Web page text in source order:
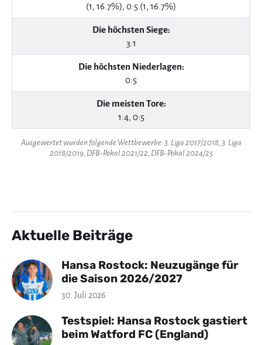
(1, 16.7%), 0:5 (1, 16.7%)
Die höchsten Siege:
3:1
Die höchsten Niederlagen:
0:5
Die meisten Tore:
1:4, 0:5
Ausgewertet wurden folgende Wettbewerbe: 3. Liga 2017/2018, 3. Liga
2018/2019, DFB-Pokal 2021/22, DFB-Pokal 2024/25
Aktuelle Beiträge
Hansa Rostock: Neuzugänge für
die Saison 2026/2027
30. Juli 2026
Testspiel: Hansa Rostock gastiert
beim Watford FC (England)